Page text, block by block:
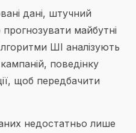
дані, штучний
майбутні
ШІ аналізують
поведінку
щоб передбачити
недостатньо лише